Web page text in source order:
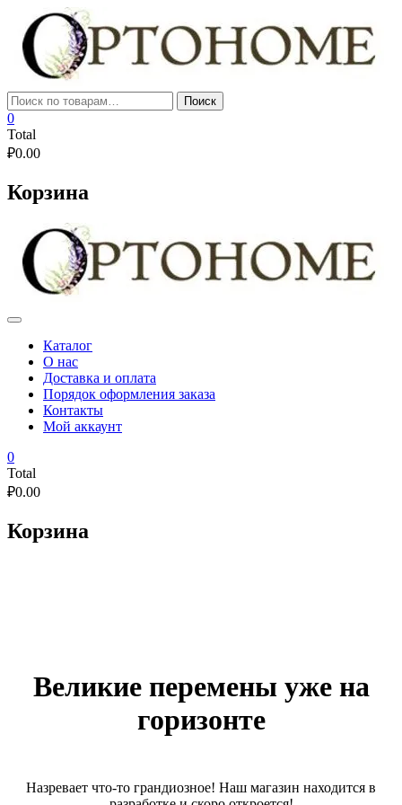
content
Искать: Поиск
0
Total
₽0.00
Корзина
Каталог
О нас
Доставка и оплата
Порядок оформления заказа
Контакты
Мой аккаунт
0
Total
₽0.00
Корзина
Великие перемены уже на
горизонте
Назревает что-то грандиозное! Наш магазин находится в